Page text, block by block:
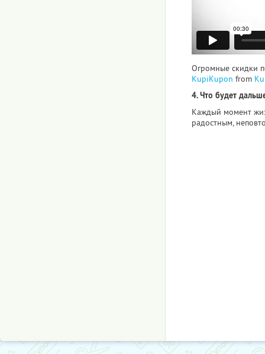
Огромные скидки
KupiKupon from
4. Что будет
Каждый момент
радостным,